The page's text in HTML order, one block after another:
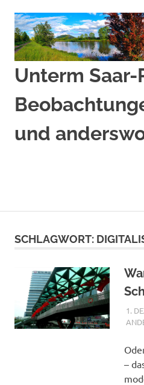
Inhalt
springen
Unterm Saar-
und
SCHLAGWORT:
1.
–